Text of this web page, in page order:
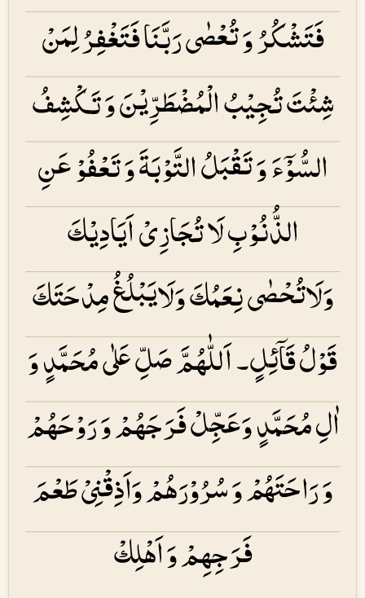
فَتَشْكُرُ وَ تُعْصٰى رَبَّنَا فَتَغْفِرُ لِمَنْ
شِئْتَ تُجِيْبُ الْمُضْطَرِّيْنَ وَ تَكْشِفُ
السُّوْۤءَ وَ تَقْبَلُ التَّوْبَةَ وَ تَعْفُوْ عَنِ
الذُّنُوْبِ لَا تُجَازِىْ اَيَادِيْكَ
وَلَاتُحْصٰى نِعَمُكَ وَلَايَبْلُغُ مِدْحَتَكَ
قَوْلُ قَاۤئِلٍ۔ اَللّٰهُمَّ صَلِّ عَلٰى مُحَمَّدٍ وَ
اٰلِ مُحَمَّدٍ وَعَجِّلْ فَرَجَهُمْ وَ رَوْحَهُمْ
وَ رَاحَتَهُمْ وَ سُرُوْرَهُمْ وَاَذِقْنِىْ طَعْمَ
فَرَجِهِمْ وَ اَهْلِكْ